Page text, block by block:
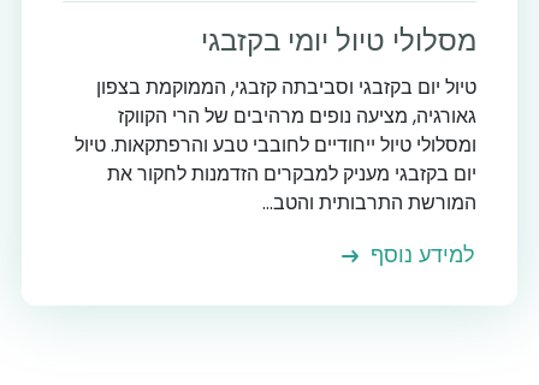
מסלולי טיול יומי בקזבגי
טיול יום בקזבגי וסביבתה קזבגי, הממוקמת בצפון
גאורגיה, מציעה נופים מרהיבים של הרי הקווקז
ומסלולי טיול ייחודיים לחובבי טבע והרפתקאות. טיול
יום בקזבגי מעניק למבקרים הזדמנות לחקור את
המורשת התרבותית והטב...
למידע נוסף